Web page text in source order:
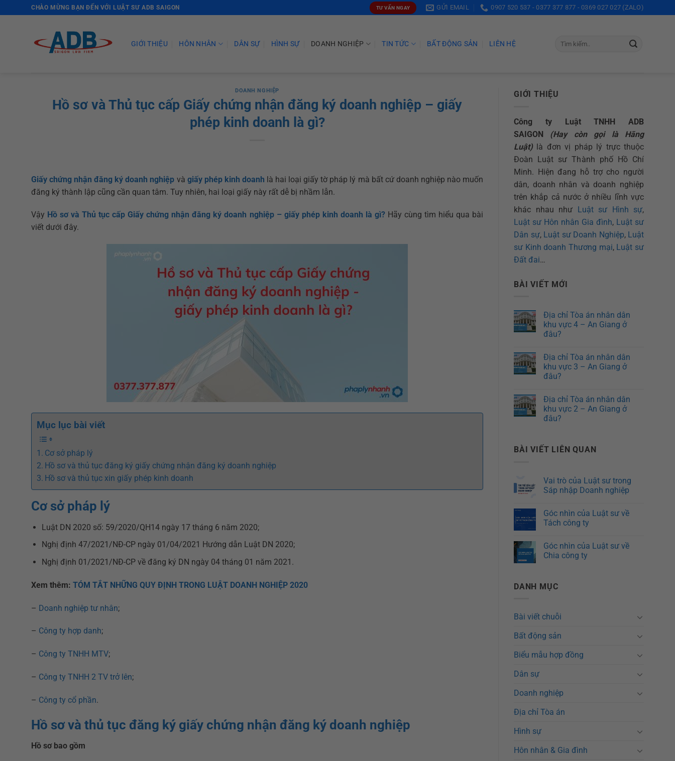
CHÀO MỪNG BẠN ĐẾN VỚI LUẬT SƯ ADB SAIGON TƯ VẤN NGAY GỬI EMAIL 0907 520 537 - 0377 377 877 - 0369 027 027 (ZALO)
GIỚI THIỆU HÔN NHÂN DÂN SỰ HÌNH SỰ DOANH NGHIỆP TIN TỨC BẤT ĐỘNG SẢN LIÊN HỆ
DOANH NGHIỆP
Hồ sơ và Thủ tục cấp Giấy chứng nhận đăng ký doanh nghiệp – giấy
phép kinh doanh là gì?
Giấy chứng nhận đăng ký doanh nghiệp và giấy phép kinh doanh là hai loại giấy tờ pháp lý mà bất cứ doanh nghiệp nào muốn
đăng ký thành lập cũng cần quan tâm. Tuy nhiên, hai loại giấy này rất dễ bị nhầm lẫn.
Vậy Hồ sơ và Thủ tục cấp Giấy chứng nhận đăng ký doanh nghiệp – giấy phép kinh doanh là gì? Hãy cùng tìm hiểu qua bài
viết dưới đây.
Mục lục bài viết
Cơ sở pháp lý
Hồ sơ và thủ tục đăng ký giấy chứng nhận đăng ký doanh nghiệp
Hồ sơ và thủ tục xin giấy phép kinh doanh
Cơ sở pháp lý
Luật DN 2020 số: 59/2020/QH14 ngày 17 tháng 6 năm 2020;
Nghị định 47/2021/NĐ-CP ngày 01/04/2021 Hướng dẫn Luật DN 2020;
Nghị định 01/2021/NĐ-CP về đăng ký DN ngày 04 tháng 01 năm 2021.
Xem thêm: TÓM TẮT NHỮNG QUY ĐỊNH TRONG LUẬT DOANH NGHIỆP 2020
– Doanh nghiệp tư nhân;
– Công ty hợp danh;
– Công ty TNHH MTV;
– Công ty TNHH 2 TV trở lên;
– Công ty cổ phần.
Hồ sơ và thủ tục đăng ký giấy chứng nhận đăng ký doanh nghiệp
Hồ sơ bao gồm
GIỚI THIỆU
Công ty Luật TNHH ADB
SAIGON
(Hay còn gọi là Hãng
Luật) là đơn vị pháp lý trực thuộc
Đoàn Luật sư Thành phố Hồ Chí
Minh. Hiện đang hỗ trợ cho người
dân, doanh nhân và doanh nghiệp
trên khắp cả nước ở nhiều lĩnh vực
khác nhau như Luật sư Hình sự,
Luật sư Hôn nhân Gia đình, Luật sư
Dân sự, Luật sư Doanh Nghiệp, Luật
sư Kinh doanh Thương mại, Luật sư
Đất đai…
BÀI VIẾT MỚI
Địa chỉ Tòa án nhân dân
khu vực 4 – An Giang ở
đâu?
Địa chỉ Tòa án nhân dân
khu vực 3 – An Giang ở
đâu?
Địa chỉ Tòa án nhân dân
khu vực 2 – An Giang ở
đâu?
BÀI VIẾT LIÊN QUAN
Vai trò của Luật sư trong
Sáp nhập Doanh nghiệp
Góc nhìn của Luật sư về
Tách công ty
Góc nhìn của Luật sư về
Chia công ty
DANH MỤC
Bài viết chuỗi
Bất động sản
Biểu mẫu hợp đồng
Dân sự
Doanh nghiệp
Địa chỉ Tòa án
Hình sự
Hôn nhân & Gia đình